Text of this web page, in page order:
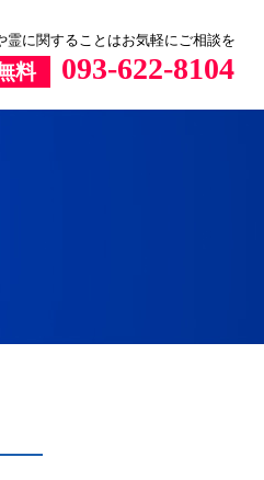
霊に関することはお気軽にご相談を
料 093-622-8104